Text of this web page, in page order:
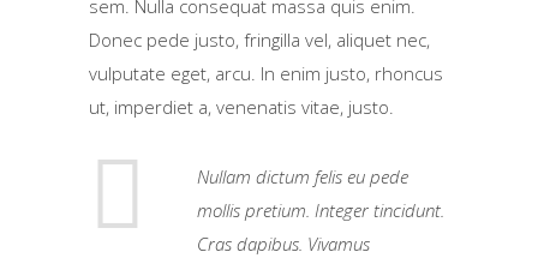
sem. Nulla consequat massa quis enim.
Donec pede justo, fringilla vel, aliquet nec,
vulputate eget, arcu. In enim justo, rhoncus
ut, imperdiet a, venenatis vitae, justo.
Nullam dictum felis eu pede
mollis pretium. Integer tincidunt.
Cras dapibus. Vivamus